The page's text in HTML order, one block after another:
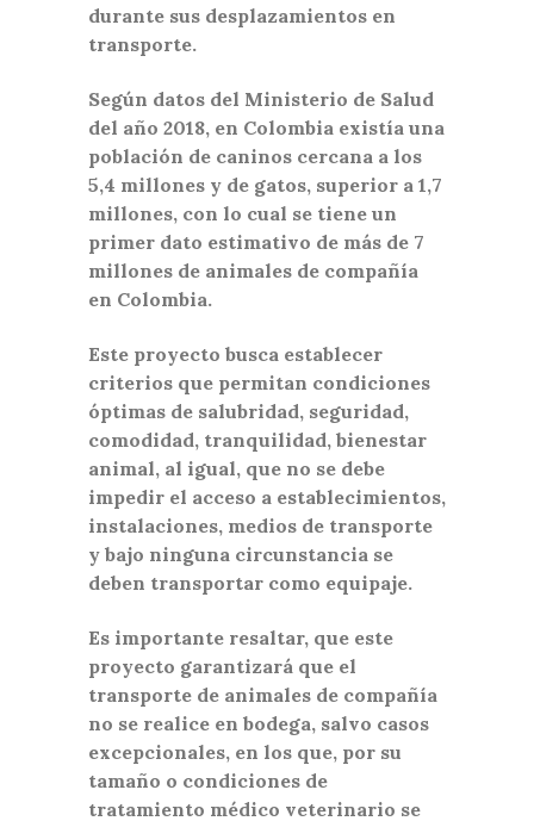
durante sus desplazamientos en
transporte.
Según datos del Ministerio de Salud
del año 2018, en Colombia existía una
población de caninos cercana a los
5,4 millones y de gatos, superior a 1,7
millones, con lo cual se tiene un
primer dato estimativo de más de 7
millones de animales de compañía
en Colombia.
Este proyecto busca establecer
criterios que permitan condiciones
óptimas de salubridad, seguridad,
comodidad, tranquilidad, bienestar
animal, al igual, que no se debe
impedir el acceso a establecimientos,
instalaciones, medios de transporte
y bajo ninguna circunstancia se
deben transportar como equipaje.
Es importante resaltar, que este
proyecto garantizará que el
transporte de animales de compañía
no se realice en bodega, salvo casos
excepcionales, en los que, por su
tamaño o condiciones de
tratamiento médico veterinario se